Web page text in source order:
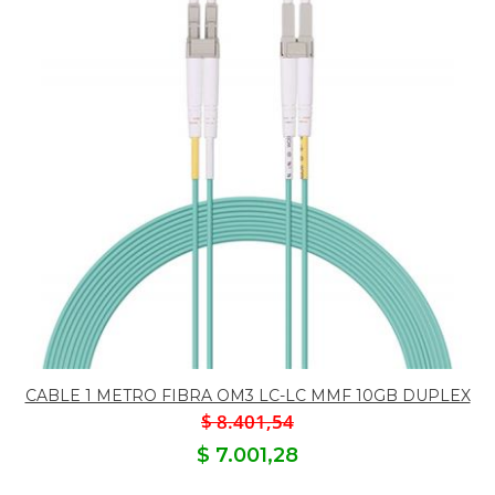
CABLE 1 METRO FIBRA OM3 LC-LC MMF 10GB DUPLEX
$ 8.401,54
$ 7.001,28